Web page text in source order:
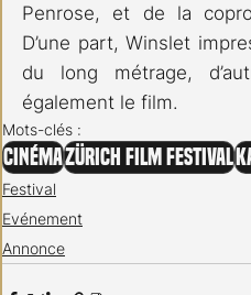
Penrose, et de la
D’une part, Winslet
du long métrage,
également le film.
Mots-clés :
CinémaZürich Film Festival
Festival
Evénement
Annonce